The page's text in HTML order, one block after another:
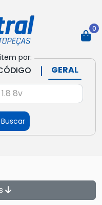
por:
| GERAL
Buscar
0